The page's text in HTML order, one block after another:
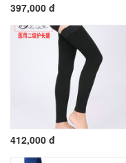
397,000 đ
412,000 đ